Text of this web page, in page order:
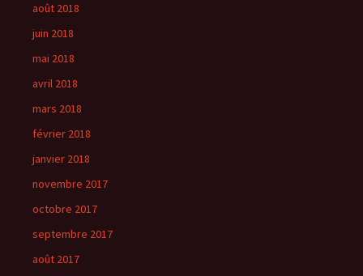
août 2018
juin 2018
mai 2018
avril 2018
mars 2018
février 2018
janvier 2018
novembre 2017
octobre 2017
septembre 2017
août 2017